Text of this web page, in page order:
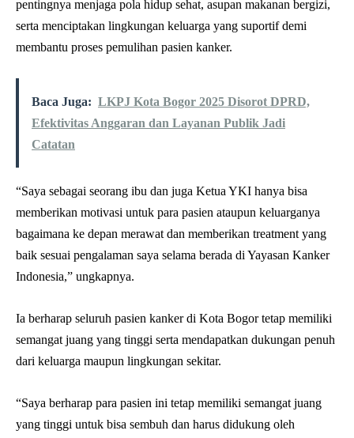
pentingnya menjaga pola hidup sehat, asupan makanan bergizi,
serta menciptakan lingkungan keluarga yang suportif demi
membantu proses pemulihan pasien kanker.
Baca Juga: LKPJ Kota Bogor 2025 Disorot DPRD,
Efektivitas Anggaran dan Layanan Publik Jadi
Catatan
“Saya sebagai seorang ibu dan juga Ketua YKI hanya bisa
memberikan motivasi untuk para pasien ataupun keluarganya
bagaimana ke depan merawat dan memberikan treatment yang
baik sesuai pengalaman saya selama berada di Yayasan Kanker
Indonesia,” ungkapnya.
Ia berharap seluruh pasien kanker di Kota Bogor tetap memiliki
semangat juang yang tinggi serta mendapatkan dukungan penuh
dari keluarga maupun lingkungan sekitar.
“Saya berharap para pasien ini tetap memiliki semangat juang
yang tinggi untuk bisa sembuh dan harus didukung oleh